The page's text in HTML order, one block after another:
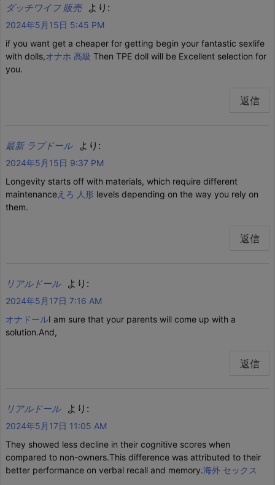
ダッチワイフ 販売 より:
2024年5月15日 5:45 PM
if you want get a cheaper for getting begin your fantastic sexlife
with dolls,オナホ 高級 Then TPE doll will be Excellent selection for
you.
返信
最新 ラブドール より:
2024年5月15日 9:37 PM
Longevity starts off with materials, which require different
maintenanceえろ 人形 levels depending on the way you rely on
them.
返信
リアルドール より:
2024年5月17日 7:16 AM
オナドールI am sure that your parents will come up with a
solution.And,
返信
リアルドール より:
2024年5月17日 11:05 AM
They showed less decline in their cognitive scores when
compared to non-owners.This difference was attributed to their
better performance on verbal recall and memory.海外 セックス